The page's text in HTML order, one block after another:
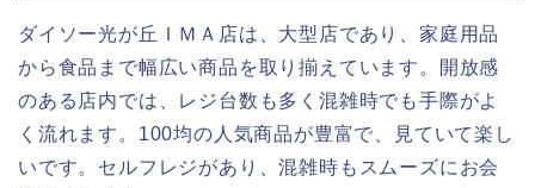
ダイソー光が丘ＩＭＡ店は、大型店であり、家庭用品
から食品まで幅広い商品を取り揃えています。開放感
のある店内では、レジ台数も多く混雑時でも手際がよ
く流れます。100均の人気商品が豊富で、見ていて楽し
いです。セルフレジがあり、混雑時もスムーズにお会